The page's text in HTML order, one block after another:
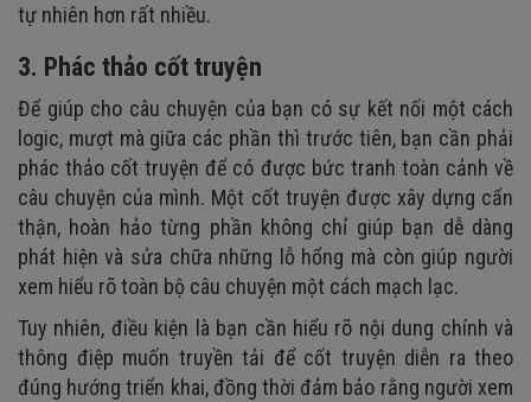
tự nhiên hơn rất nhiều.
3. Phác thảo cốt truyện
Để giúp cho câu chuyện của bạn có sự kết nối một cách
logic, mượt mà giữa các phần thì trước tiên, bạn cần phải
phác thảo cốt truyện để có được bức tranh toàn cảnh về
câu chuyện của mình. Một cốt truyện được xây dựng cẩn
thận, hoàn hảo từng phần không chỉ giúp bạn dễ dàng
phát hiện và sửa chữa những lỗ hổng mà còn giúp người
xem hiểu rõ toàn bộ câu chuyện một cách mạch lạc.
Tuy nhiên, điều kiện là bạn cần hiểu rõ nội dung chính và
thông điệp muốn truyền tải để cốt truyện diễn ra theo
đúng hướng triển khai, đồng thời đảm bảo rằng người xem